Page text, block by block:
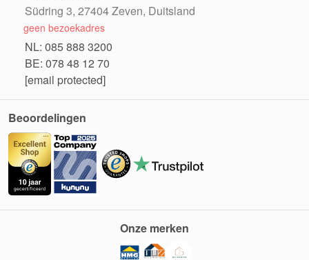
Südring 3, 27404 Zeven, Duitsland
geen bezoekadres
NL: 085 888 3200
BE: 078 48 12 70
[email protected]
Beoordelingen
Onze merken